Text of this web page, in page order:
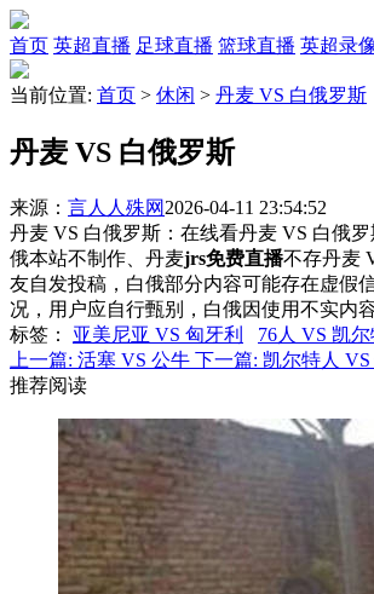
首页 英超直播 足球直播 篮球直播 英超录
当前位置: 首页 > 休闲 > 丹麦 VS 白俄罗斯
丹麦 VS 白俄罗斯
来源： 言人人殊网 2026-04-11 23:54:52
丹麦 VS 白俄罗斯：在线看丹麦 VS 白俄
俄本站不制作、丹麦jrs免费直播不存丹麦
友自发投稿，白俄部分内容可能存在虚假
况，用户应自行甄别，白俄因使用不实内
标签 ： 亚美尼亚 VS 匈牙利 76人 VS 凯尔
上一篇: 活塞 VS 公牛 下一篇: 凯尔特人
推荐阅读